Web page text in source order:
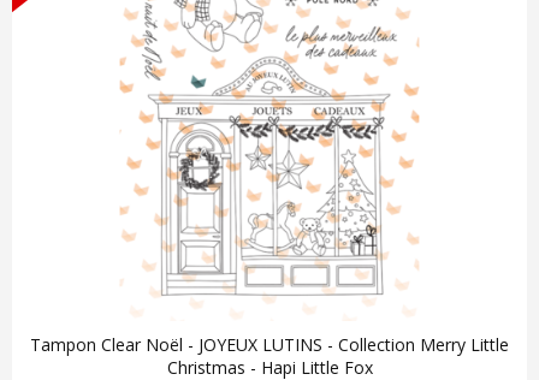
Tampon Clear Noël - JOYEUX LUTINS - Collection Merry Little
Christmas - Hapi Little Fox